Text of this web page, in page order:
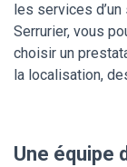
les services
Serrurier, vous
choisir un
la localisation,
Une équipe